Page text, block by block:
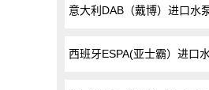
意大利DAB（戴博）进口水
西班牙ESPA(亚士霸）进口